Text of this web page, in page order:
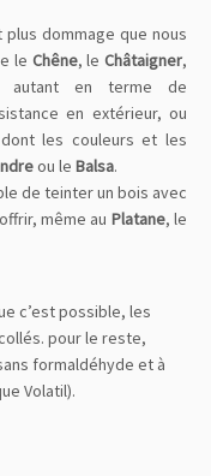
plus dommage que nous
le Chêne, leChâtaigner,
autant en terme de
en extérieur, ou
les couleurs et les
ou le Balsa.
de teinter un bois avec
même au Platane, le
c’est possible, les
pour le reste,
formaldéhyde et à
Volatil).